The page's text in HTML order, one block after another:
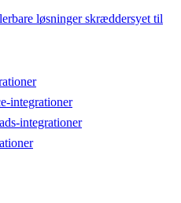
løsninger skræddersyet til
integrationer
integrationer